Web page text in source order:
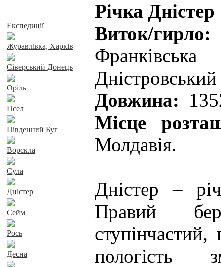
Експедиції
Журавлівка, Харків
Сіверський Донець
Оріль
Псел
Південний Буг
Ворскла
Сула
Дністер
Сейм
Рось
Десна
Річка Дністер
Виток/гирло:
Довжина:
Місце
Молдавія.
Дністер –
Правий
пологість